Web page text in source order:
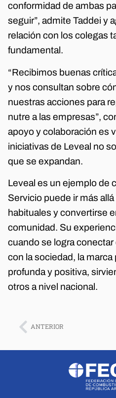
conformidad de ambas
seguir”, admite Taddei y
relación con los colegas
fundamental.
“Recibimos buenas
y nos consultan sobre
nuestras acciones para
nutre a las empresas”,
apoyo y colaboración es
iniciativas de Leveal no
que se expandan.
Leveal es un ejemplo de
Servicio puede ir más
habituales y convertirse
comunidad. Su
cuando se logra
con la sociedad, la
profunda y positiva,
otros a nivel nacional.
ANTERIOR